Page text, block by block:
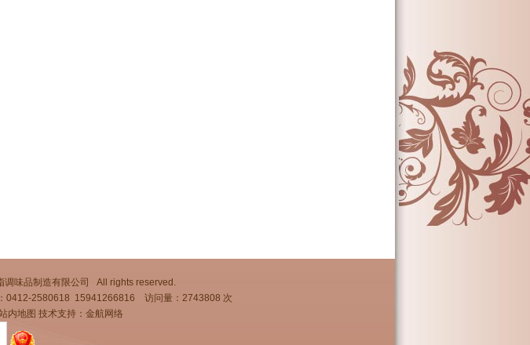
味品制造有限公司 All rights reserved.
0412-2580618 15941266816 访问量：2743808 次
内地图 技术支持：金航网络